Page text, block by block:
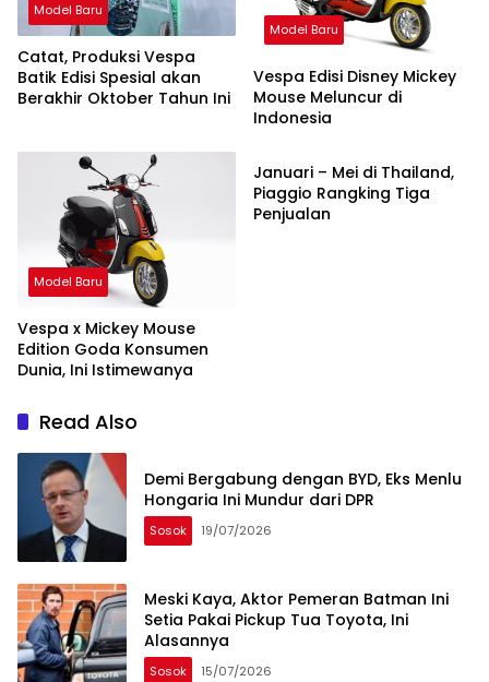
Model Baru
Catat, Produksi Vespa
Batik Edisi Spesial akan
Berakhir Oktober Tahun Ini
Model Baru
Vespa Edisi Disney Mickey
Mouse Meluncur di
Indonesia
Model Baru
Vespa x Mickey Mouse
Edition Goda Konsumen
Dunia, Ini Istimewanya
Bisnis
Januari – Mei di Thailand,
Piaggio Rangking Tiga
Penjualan
Read Also
Demi Bergabung dengan BYD, Eks Menlu
Hongaria Ini Mundur dari DPR
Sosok 19/07/2026
Meski Kaya, Aktor Pemeran Batman Ini
Setia Pakai Pickup Tua Toyota, Ini
Alasannya
Sosok 15/07/2026